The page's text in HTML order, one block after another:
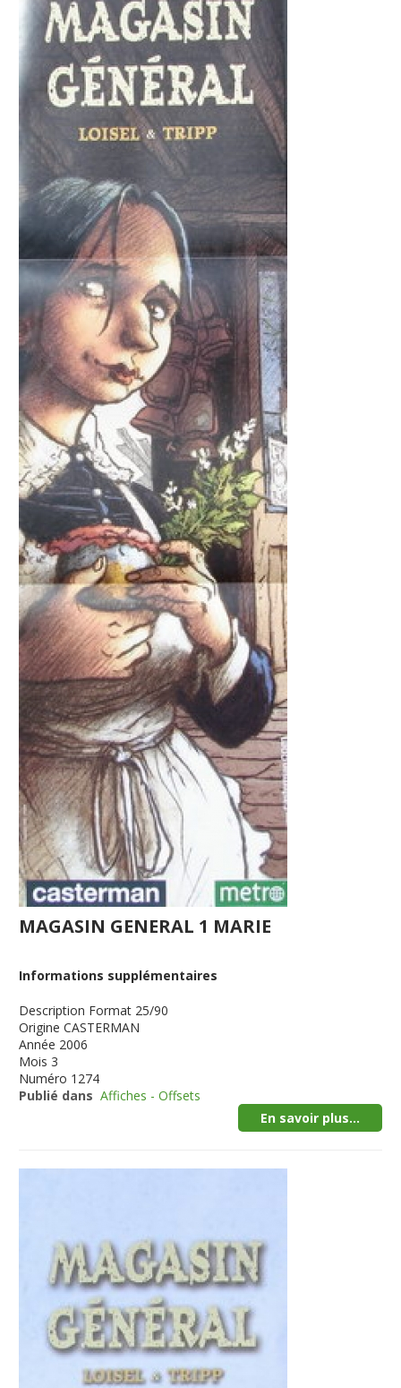
MAGASIN GENERAL 1 MARIE
Informations supplémentaires
Description Format 25/90
Origine CASTERMAN
Année 2006
Mois 3
Numéro 1274
Publié dans Affiches - Offsets
En savoir plus...